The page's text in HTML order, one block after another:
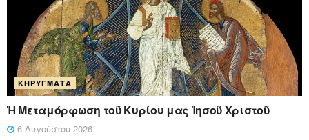
ΚΗΡΎΓΜΑΤΑ
Ἡ Μεταμόρφωση τοῦ Κυρίου μας Ἰησοῦ Χριστοῦ
6 Αυγούστου 2026